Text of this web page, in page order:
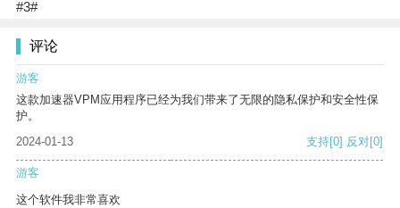
#3#
评论
游客
这款加速器VPM应用程序已经为我们带来了无限的隐私保护和安全性保
护。
2024-01-13
支持[0] 反对[0]
游客
这个软件我非常喜欢